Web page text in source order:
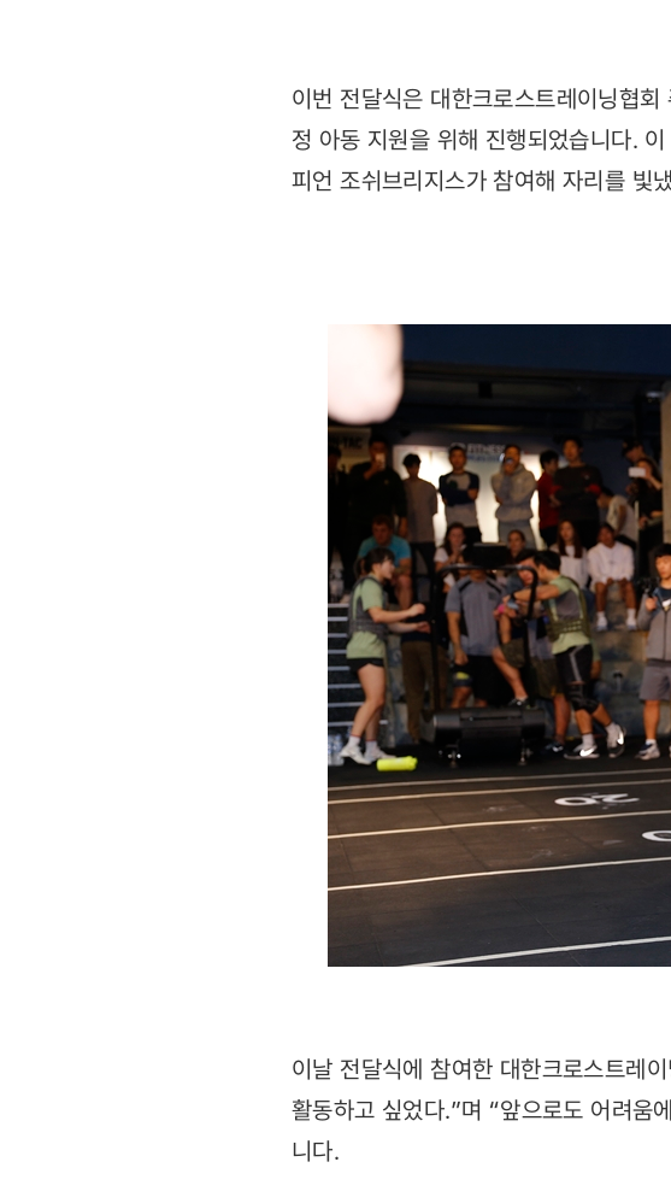
이번 전달식은 대한크로스트레이닝협
정 아동 지원을 위해 진행되었습니다.
피언 조쉬브리지스가 참여해 자리를 빛
이날 전달식에 참여한 대한크로스트레
활동하고 싶었다.”며 “앞으로도 어려움
니다.